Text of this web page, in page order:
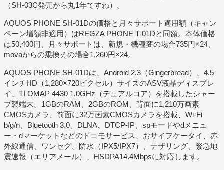
（SH-03C発売から丸1年ですね）。
AQUOS PHONE SH-01Dの価格と月々サポート適用額（キャン
ペーン増額非適用）はREGZA PHONE T-01Dと同額。本体価格
は50,400円、月々サポートは、新規・機種変の場合735円×24、
movaからの乗換えの場合1,260円×24。
AQUOS PHONE SH-01Dは、Android 2.3（Gingerbread）、4.5
インチHD（1,280×720ピクセル）サイズのASV液晶ディスプレ
イ、TI OMAP 4430 1.0GHz（デュアルコア）を搭載したシャー
プ製端末。1GBのRAM、2GBのROM、背面に1,210万画素
CMOSカメラ、前面に32万画素CMOSカメラを搭載、Wi-Fi
b/g/n、Bluetooth 3.0、DLNA、DTCP-IP、spモードやdメニュ
ー・dマーケットなどのドコモサービス、おサイフケータイ、赤
外線通信、ワンセグ、防水（IPX5/IPX7）、テザリング、緊急地
震速報（エリアメール）、HSDPA14.4Mbpsに対応します。